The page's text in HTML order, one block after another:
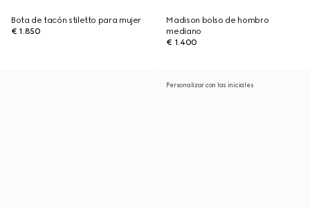
Bota de tacón stiletto para mujer
€ 1.850
Madison bolso de hombro
mediano
€ 1.400
Personalizar con las iniciales